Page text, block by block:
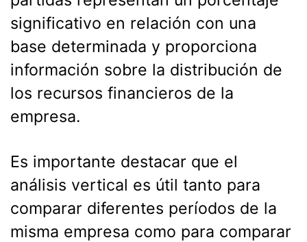
significativo en relación con una
base determinada y proporciona
información sobre la distribución de
los recursos financieros de la
empresa.
Es importante destacar que el
análisis vertical es útil tanto para
comparar diferentes períodos de la
misma empresa como para comparar